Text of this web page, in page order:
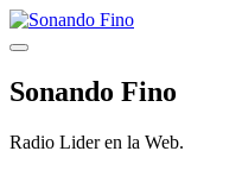
Saltar
al
Menú
Sonando Fino
Radio Lider en la Web.